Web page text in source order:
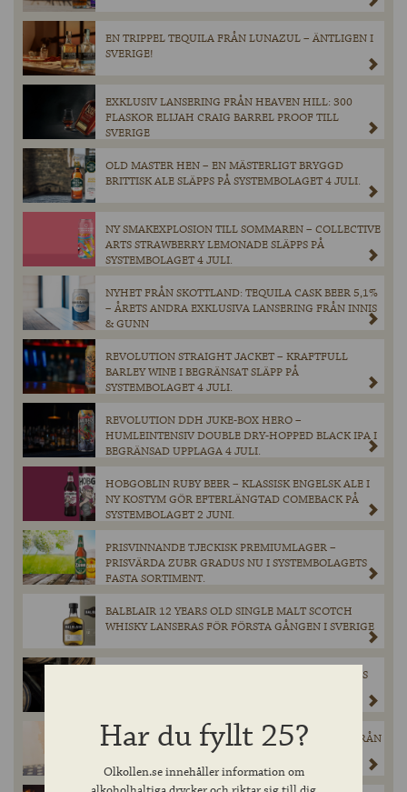
EN TRIPPEL TEQUILA FRÅN LUNAZUL – ÄNTLIGEN I
SVERIGE!
EXKLUSIV LANSERING FRÅN HEAVEN HILL: 300
FLASKOR ELIJAH CRAIG BARREL PROOF TILL
SVERIGE
OLD MASTER HEN – EN MÄSTERLIGT BRYGGD
BRITTISK ALE SLÄPPS PÅ SYSTEMBOLAGET 4 JULI.
NY SMAKEXPLOSION TILL SOMMAREN – COLLECTIVE
ARTS STRAWBERRY LEMONADE SLÄPPS PÅ
SYSTEMBOLAGET 4 JULI.
NYHET FRÅN SKOTTLAND: TEQUILA CASK BEER 5,1%
– ÅRETS ANDRA EXKLUSIVA LANSERING FRÅN INNIS
& GUNN
REVOLUTION STRAIGHT JACKET – KRAFTFULL
BARLEY WINE I BEGRÄNSAT SLÄPP PÅ
SYSTEMBOLAGET 4 JULI.
REVOLUTION DDH JUKE-BOX HERO –
HUMLEINTENSIV DOUBLE DRY-HOPPED BLACK IPA I
BEGRÄNSAD UPPLAGA 4 JULI.
HOBGOBLIN RUBY BEER – KLASSISK ENGELSK ALE I
NY KOSTYM GÖR EFTERLÄNGTAD COMEBACK PÅ
SYSTEMBOLAGET 2 JUNI.
PRISVINNANDE TJECKISK PREMIUMLAGER –
PRISVÄRDA ZUBR GRADUS NU I SYSTEMBOLAGETS
FASTA SORTIMENT.
BALBLAIR 12 YEARS OLD SINGLE MALT SCOTCH
WHISKY LANSERAS FÖR FÖRSTA GÅNGEN I SVERIGE
THE ANGELS’ SHARE – MYSTERIET MED WHISKYNS
DEN ANDRA WHISKYN I ”THE COASTAL SERIES” FRÅN
SKOTSKA OLD PULTENEY KOMMER TILL
SYSTEMBOLAGETS HYLLOR I MAJ!
Har du fyllt 25?
Olkollen.se innehåller information om